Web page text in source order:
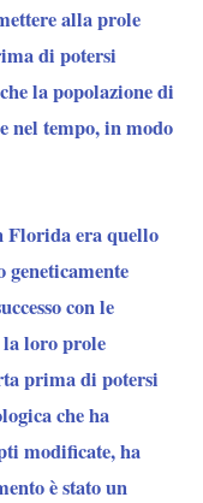
alla prole
di potersi
la popolazione di
nel tempo, in modo
Florida era quello
geneticamente
con le
loro prole
prima di potersi
che ha
modificate, ha
è stato un